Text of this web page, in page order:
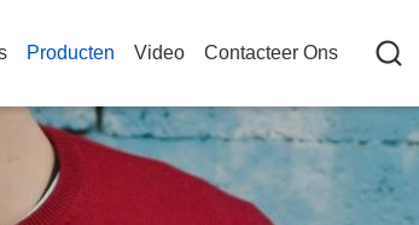
Producten Video Contacteer Ons